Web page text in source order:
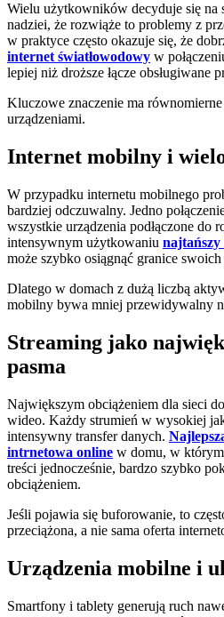
Wielu użytkowników decyduje się na
nadziei, że rozwiąże to problemy z
w praktyce często okazuje się, że
internet światłowodowy w
lepiej niż droższe łącze obsługiwane
Kluczowe znaczenie ma
urządzeniami.
Internet mobilny i
W przypadku internetu mobilnego
bardziej odczuwalny. Jedno
wszystkie urządzenia podłączone do
intensywnym użytkowaniu
może szybko osiągnąć granice
Dlatego w domach z dużą liczbą
mobilny bywa mniej przewidywalny
Streaming jako
pasma
Największym obciążeniem dla sieci
wideo. Każdy strumień w wysokiej
intensywny transfer danych.
intrnetowa online w domu, w
treści jednocześnie, bardzo szybko
obciążeniem.
Jeśli pojawia się buforowanie, to
przeciążona, a nie sama oferta
Urządzenia mobilne i
Smartfony i tablety generują ruch